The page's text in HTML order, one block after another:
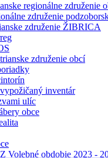
regionálne združenie
združenie
združenie ŽIBRICA
združenie obcí
inventár
ulíc
obce
Volebné obdobie 2023 -